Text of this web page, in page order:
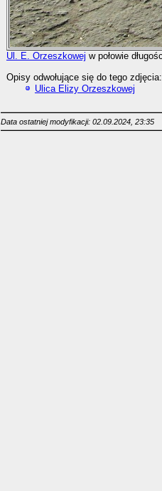
Ul. E. Orzeszkowej w połowie
Opisy odwołujące się do tego zdjęcia:
Ulica Elizy Orzeszkowej
Data ostatniej modyfikacji: 02.09.2024, 23:35